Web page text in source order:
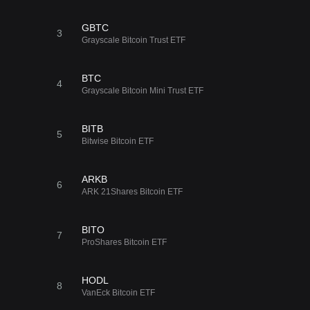
ARK 21Shares Active On-
Chain Bitcoin Strategy ETF
22
BITW
Bitwise 10 Crypto Index
ETF
+0.42%
3 GBTC
Grayscale Bitcoin Trust ETF
4 BTC
Grayscale Bitcoin Mini Trust ETF
5 BITB
Bitwise Bitcoin ETF
6 ARKB
ARK 21Shares Bitcoin ETF
7 BITO
ProShares Bitcoin ETF
8 HODL
VanEck Bitcoin ETF